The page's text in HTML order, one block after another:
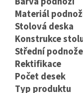
Materiál
Stolová deska
Konstrukce
Střední
Rektifikace
Počet desek
Typ produktu